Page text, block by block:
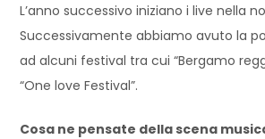
L’anno successivo iniziano i live nella
Successivamente abbiamo avuto la
ad alcuni festival tra cui “Bergamo
“One love Festival”.
Cosa ne pensate della scena